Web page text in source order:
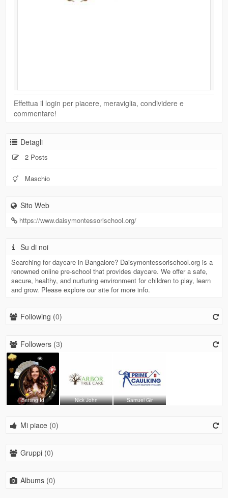
Effettua il login per piacere, meraviglia, condividere e
commentare!
Detagli
2 Posts
Maschio
Sito Web
https://www.daisymontessorischool.org/
Su di noi
Searching for daycare in Bangalore? Daisymontessorischool.org is a
renowned online pre-school that provides daycare. We offer a safe,
secure, healthy, and nurturing environment for children to play, learn
and grow. Please explore our site for more info.
Following (0)
Followers (3)
Betting Id Nick John Samuel Gir
Mi piace (0)
Gruppi (0)
Albums (0)